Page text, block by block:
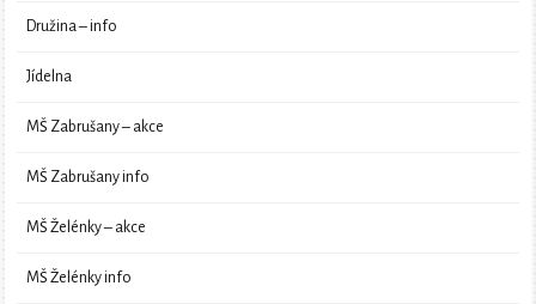
Družina – info
Jídelna
MŠ Zabrušany – akce
MŠ Zabrušany info
MŠ Želénky – akce
MŠ Želénky info